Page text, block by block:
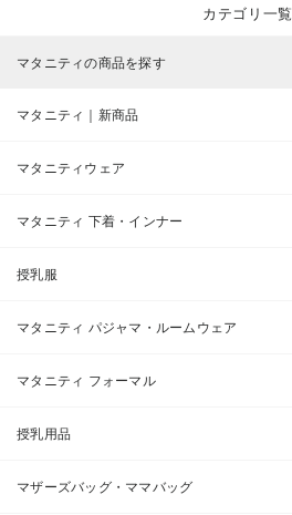
カテゴリ一覧
マタニティの商品を探す
マタニティ｜新商品
マタニティウェア
マタニティ 下着・インナー
授乳服
マタニティ パジャマ・ルームウェア
マタニティ フォーマル
授乳用品
マザーズバッグ・ママバッグ